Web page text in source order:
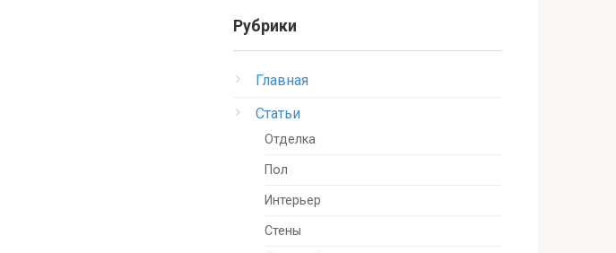
Рубрики
Главная
Статьи
Отделка
Пол
Интерьер
Стены